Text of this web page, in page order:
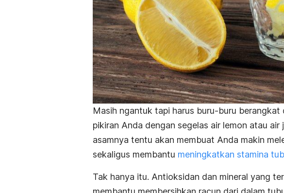
Masih ngantuk tapi harus buru-buru
pikiran Anda dengan segelas air lemon atau
asamnya tentu akan membuat Anda makin
sekaligus membantu meningkatkan stamina
Tak hanya itu. Antioksidan dan mineral yang